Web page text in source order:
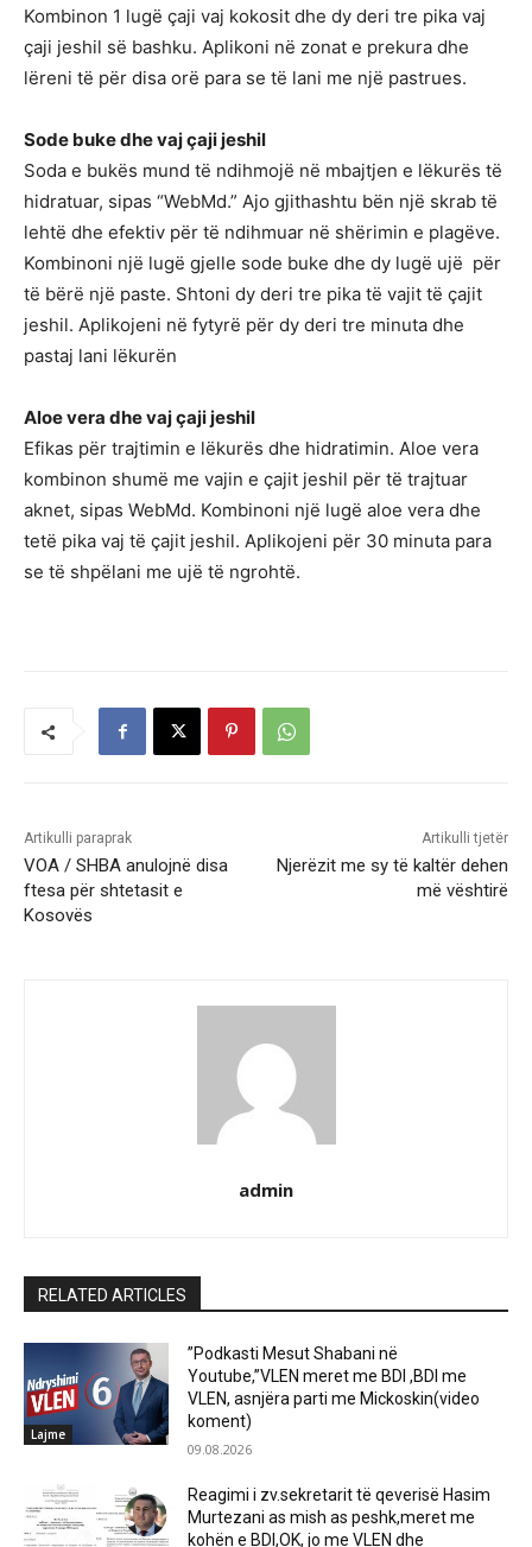
Kombinon 1 lugë çaji vaj kokosit dhe dy deri tre pika vaj
çaji jeshil së bashku. Aplikoni në zonat e prekura dhe
lëreni të për disa orë para se të lani me një pastrues.
Sode buke dhe vaj çaji jeshil
Soda e bukës mund të ndihmojë në mbajtjen e lëkurës të
hidratuar, sipas “WebMd.” Ajo gjithashtu bën një skrab të
lehtë dhe efektiv për të ndihmuar në shërimin e plagëve.
Kombinoni një lugë gjelle sode buke dhe dy lugë ujë për
të bërë një paste. Shtoni dy deri tre pika të vajit të çajit
jeshil. Aplikojeni në fytyrë për dy deri tre minuta dhe
pastaj lani lëkurën
Aloe vera dhe vaj çaji jeshil
Efikas për trajtimin e lëkurës dhe hidratimin. Aloe vera
kombinon shumë me vajin e çajit jeshil për të trajtuar
aknet, sipas WebMd. Kombinoni një lugë aloe vera dhe
tetë pika vaj të çajit jeshil. Aplikojeni për 30 minuta para
se të shpëlani me ujë të ngrohtë.
Artikulli paraprak
VOA / SHBA anulojnë disa
ftesa për shtetasit e
Kosovës
Artikulli tjetër
Njerëzit me sy të kaltër dehen
më vështirë
admin
RELATED ARTICLES
Lajme
”Podkasti Mesut Shabani në
Youtube,”VLEN meret me BDI ,BDI me
VLEN, asnjëra parti me Mickoskin(video
koment)
09.08.2026
Reagimi i zv.sekretarit të qeverisë Hasim
Murtezani as mish as peshk,meret me
kohën e BDI,OK, jo me VLEN dhe